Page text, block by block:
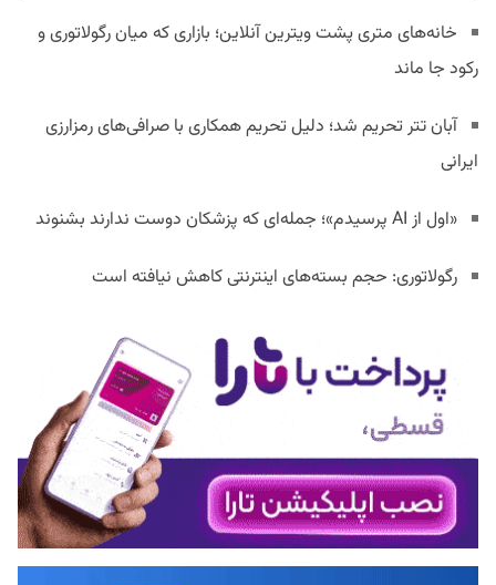
خانه‌های متری پشت ویترین آنلاین؛ بازاری که میان رگولاتوری و
رکود جا ماند
آبان تتر تحریم شد؛ دلیل تحریم همکاری با صرافی‌های رمزارزی
ایرانی
«اول از AI پرسیدم»؛ جمله‌ای که پزشکان دوست ندارند بشنوند
رگولاتوری: حجم بسته‌های اینترنتی کاهش نیافته است